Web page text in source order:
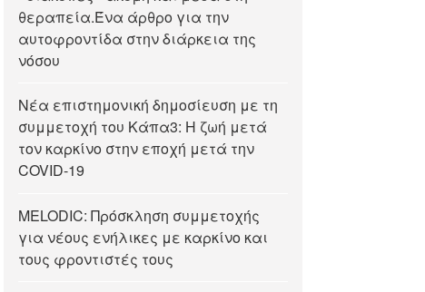
θεραπεία.Ένα άρθρο για την
αυτοφροντίδα στην διάρκεια της
νόσου
Νέα επιστημονική δημοσίευση με τη
συμμετοχή του Κάπα3: Η ζωή μετά
τον καρκίνο στην εποχή μετά την
COVID-19
MELODIC: Πρόσκληση συμμετοχής
για νέους ενήλικες με καρκίνο και
τους φροντιστές τους